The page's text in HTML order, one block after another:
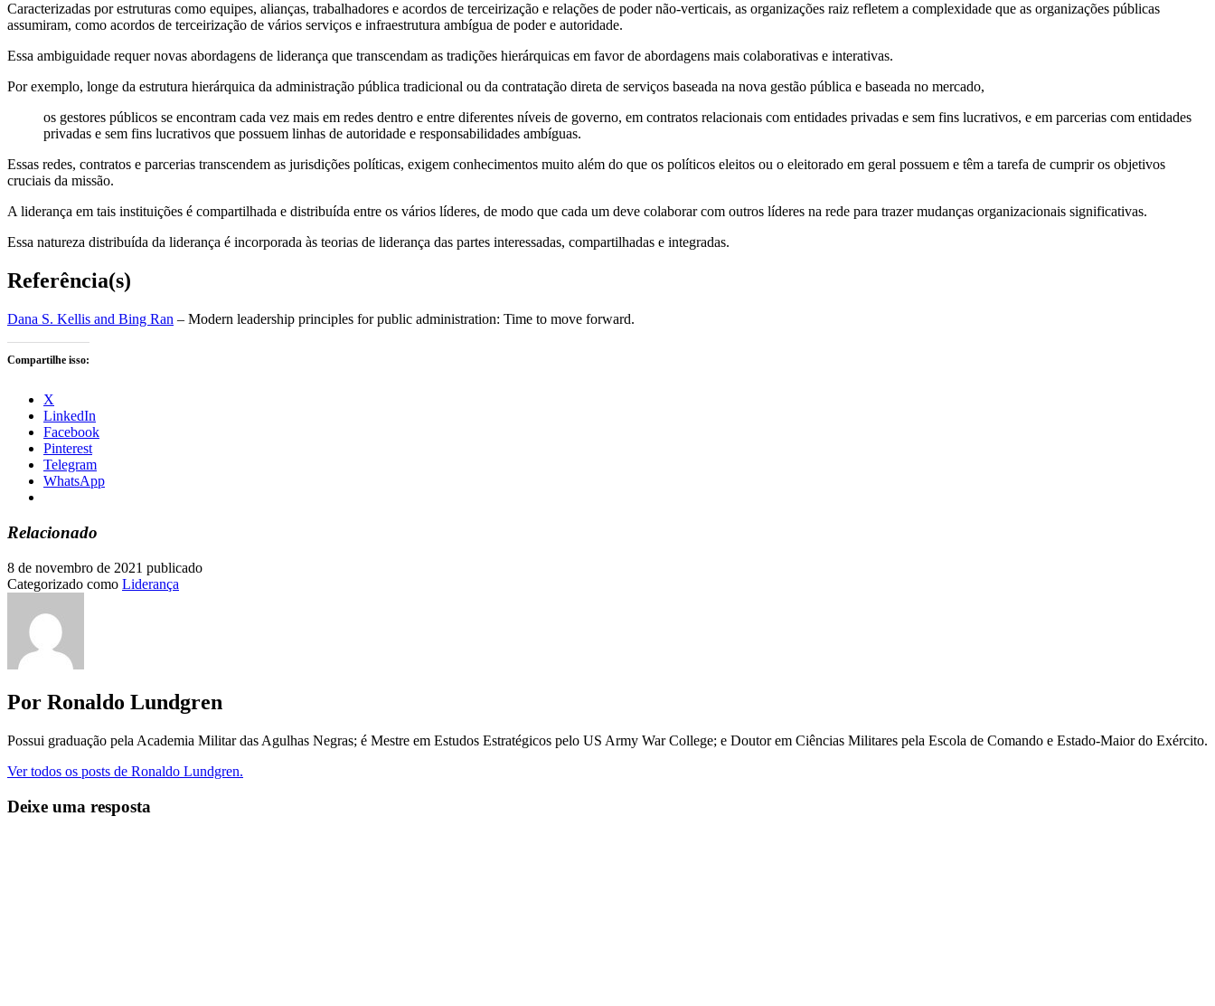
Caracterizadas por estruturas como equipes, alianças, trabalhadores e acordos de terceirização e relações de poder não-verticais, as organizações raiz refletem a complexidade que as organizações públicas
assumiram, como acordos de terceirização de vários serviços e infraestrutura ambígua de poder e autoridade.
Essa ambiguidade requer novas abordagens de liderança que transcendam as tradições hierárquicas em favor de abordagens mais colaborativas e interativas.
Por exemplo, longe da estrutura hierárquica da administração pública tradicional ou da contratação direta de serviços baseada na nova gestão pública e baseada no mercado,
os gestores públicos se encontram cada vez mais em redes dentro e entre diferentes níveis de governo, em contratos relacionais com entidades privadas e sem fins lucrativos, e em parcerias com entidades
privadas e sem fins lucrativos que possuem linhas de autoridade e responsabilidades ambíguas.
Essas redes, contratos e parcerias transcendem as jurisdições políticas, exigem conhecimentos muito além do que os políticos eleitos ou o eleitorado em geral possuem e têm a tarefa de cumprir os objetivos
cruciais da missão.
A liderança em tais instituições é compartilhada e distribuída entre os vários líderes, de modo que cada um deve colaborar com outros líderes na rede para trazer mudanças organizacionais significativas.
Essa natureza distribuída da liderança é incorporada às teorias de liderança das partes interessadas, compartilhadas e integradas.
Referência(s)
Dana S. Kellis and Bing Ran – Modern leadership principles for public administration: Time to move forward.
Compartilhe isso:
X
LinkedIn
Facebook
Pinterest
Telegram
WhatsApp
Relacionado
8 de novembro de 2021 publicado
Categorizado como Liderança
Por Ronaldo Lundgren
Possui graduação pela Academia Militar das Agulhas Negras; é Mestre em Estudos Estratégicos pelo US Army War College; e Doutor em Ciências Militares pela Escola de Comando e Estado-Maior do Exército.
Ver todos os posts de Ronaldo Lundgren.
Deixe uma resposta